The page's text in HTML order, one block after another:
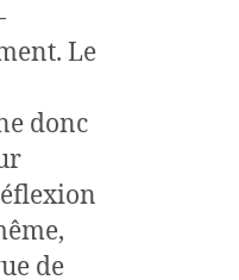
Le
donc
de